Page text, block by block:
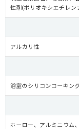
性剤(ポリオキシエチレン
アルカリ性
浴室のシリコンコーキン
ホーロー、アルミニウム